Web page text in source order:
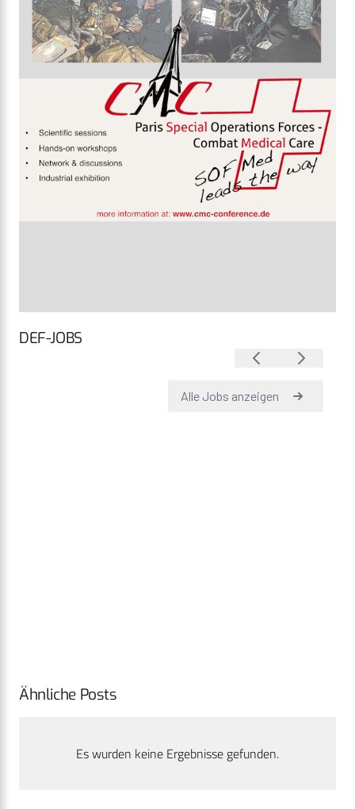
DEF-JOBS
Ähnliche Posts
Es wurden keine Ergebnisse gefunden.